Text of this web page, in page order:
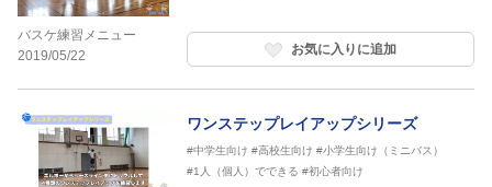
バスケ練習メニュー
2019/05/22
お気に入りに追加
ワンステップレイアップシリーズ
#中学生向け #高校生向け #小学生向け（ミニバス）
#1人（個人）でできる #初心者向け